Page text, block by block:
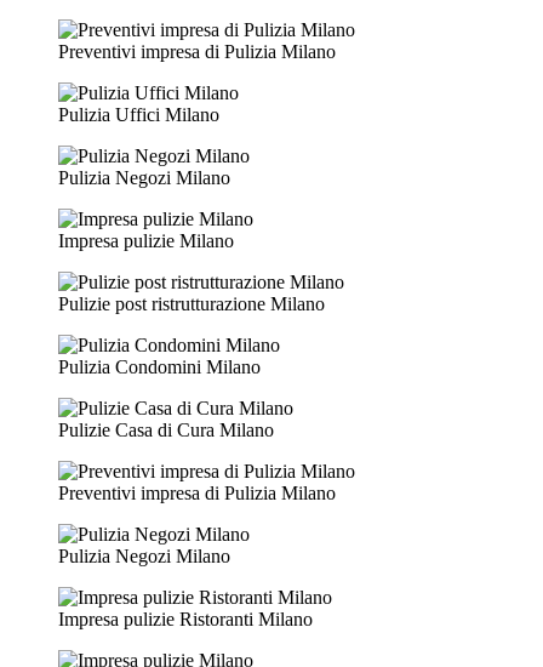
Preventivi impresa di Pulizia Milano
Pulizia Uffici Milano
Pulizia Negozi Milano
Impresa pulizie Milano
Pulizie post ristrutturazione Milano
Pulizia Condomini Milano
Pulizie Casa di Cura Milano
Preventivi impresa di Pulizia Milano
Pulizia Negozi Milano
Impresa pulizie Ristoranti Milano